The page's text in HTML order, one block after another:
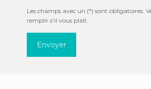
Les champs avec un (*) sont obligatoires.
remplir s'il vous plaît.